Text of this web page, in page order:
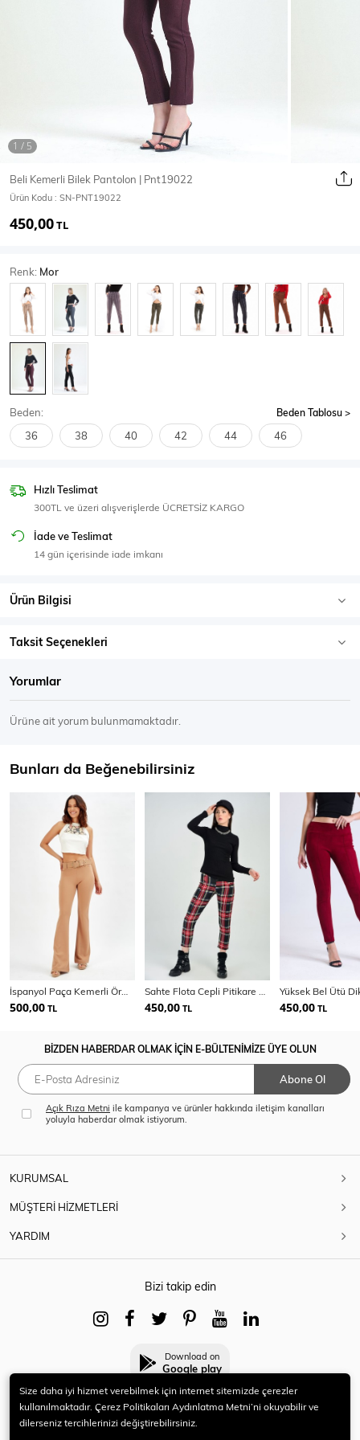
Mont & Kaban
T-Shirt
Body Atlet Crop & Büstiyer
SPOR GİYİM
Beli Kemerli Bilek Pantolon | Pnt19022
Ürün Kodu : SN-PNT19022
450,00TL
Renk: Mor
Beden: Beden Tablosu
36 38 40 42 44 46
Hızlı Teslimat
300TL ve üzeri alışverişlerde ÜCRETSİZ KARGO
İade ve Teslimat
14 gün içerisinde iade imkanı
Ürün Bilgisi
Taksit Seçenekleri
Yorumlar
Ürüne ait yorum bulunmamaktadır.
Bunları da Beğenebilirsiniz
İspanyol Paça Kemerli Örme Kumaş Pantolon Pnt32439
500,00 TL
Sahte Flota Cepli Pitikare Pantolon
450,00 TL 450,00 TL
BİZDEN HABERDAR OLMAK İÇİN E-BÜLTENİMİZE ÜYE OLUN
Abone Ol
Açık Rıza Metni ile kampanya ve ürünler hakkında iletişim kanalları
yoluyla haberdar olmak istiyorum.
KURUMSAL
MÜŞTERİ HİZMETLERİ
YARDIM
Bizi takip edin
Download on
Google play
Size daha iyi hizmet verebilmek için internet sitemizde çerezler
kullanılmaktadır. Çerez Politikaları Aydınlatma Metni’ni okuyabilir ve
dilerseniz tercihlerinizi değiştirebilirsiniz.